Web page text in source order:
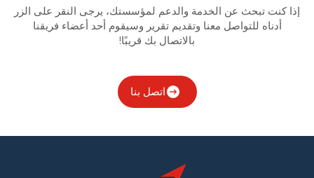
إذا كنت تبحث عن الخدمة والدعم لمؤسستك، يرجى النقر على الزر
أدناه للتواصل معنا وتقديم تقرير وسيقوم أحد أعضاء فريقنا
بالاتصال بك قريبًا!
اتصل بنا